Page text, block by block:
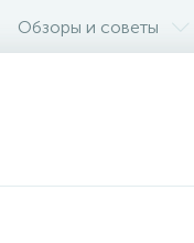
Обзоры и советы